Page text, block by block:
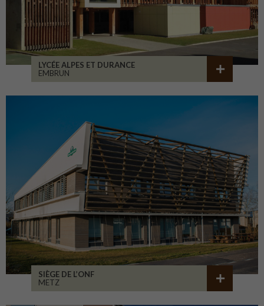
LYCÉE ALPES ET DURANCE
EMBRUN
SIÈGE DE L’ONF
METZ